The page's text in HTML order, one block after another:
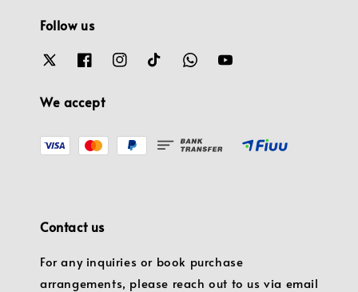
Follow us
We accept
Contact us
For any inquiries or book purchase
arrangements, please reach out to us via email